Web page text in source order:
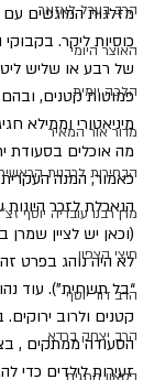
הרב בערל לאזאר
האוצר היומי
הלכה יומית
מדור אור המאיר
הבחירות לרבנות
מרן רבנו עובדיה יוסף
חיצי הצפון
הרב דוד יוסף
הרב יצחק ברדא
מזלגות המוגשים עם
כוסיות ליקר.
של רבע או שליש
פמוטות קטנים, ובהם
מיניאטורי וממילא
מה אוכלים בסעודת
כאמור, המנה
הנאכלת לזכר
(וכאן יש לציין
לא היה נוהג בפרט
“בל תשחית”). עוד
קטנים ולרוב
הסעודה ממתקים ,
זעירות לילדים כדי